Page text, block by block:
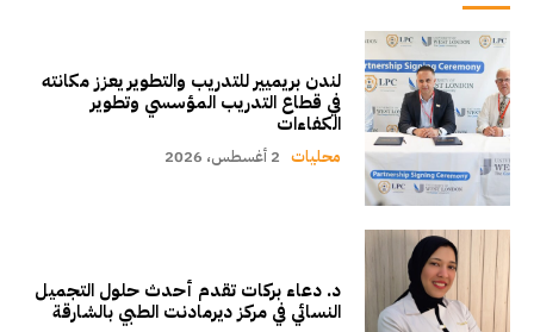
لندن بريميير للتدريب والتطوير يعزز مكانته
في قطاع التدريب المؤسسي وتطوير
الكفاءات
محليات 2 أغسطس، 2026
د. دعاء بركات تقدم أحدث حلول التجميل
النسائي في مركز ديرمادنت الطبي بالشارقة